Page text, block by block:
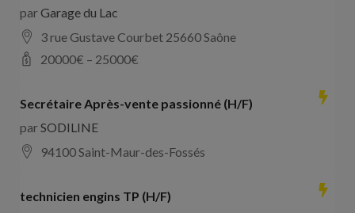
parGarage du Lac
3 rue Gustave Courbet 25660 Saône
20000€ – 25000€
Secrétaire Après-vente passionné (H/F)
parSODILINE
94100 Saint-Maur-des-Fossés
technicien engins TP (H/F)